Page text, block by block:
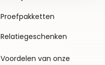
Proefpakketten
Relatiegeschenken
Voordelen van onze